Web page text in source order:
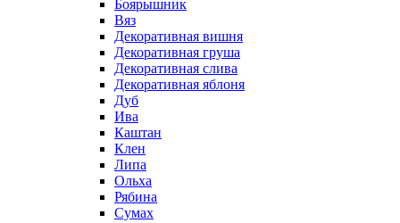
Боярышник
Вяз
Декоративная вишня
Декоративная груша
Декоративная слива
Декоративная яблоня
Дуб
Ива
Каштан
Клен
Липа
Ольха
Рябина
Сумах